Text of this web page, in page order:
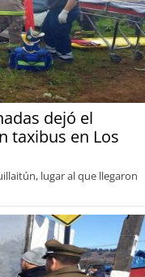
dejó el
taxibus en Los
lugar al que llegaron